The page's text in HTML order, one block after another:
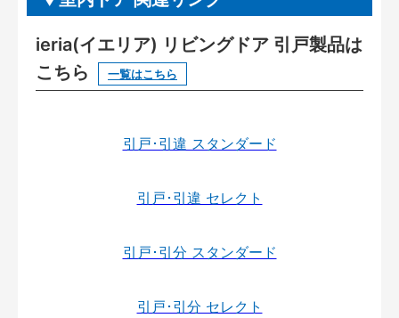
ieria(イエリア) リビングドア 引戸製品は
こちら
一覧はこちら
引戸･引違 スタンダード
引戸･引違 セレクト
引戸･引分 スタンダード
引戸･引分 セレクト